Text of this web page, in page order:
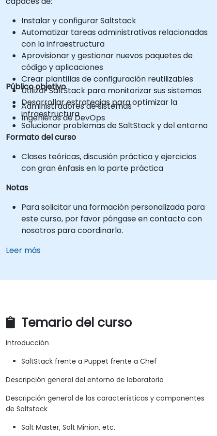
Instalar y configurar Saltstack
Automatizar tareas administrativas relacionadas
con la infraestructura
Aprovisionar y gestionar nuevos paquetes de
código y aplicaciones
Crear plantillas de configuración reutilizables
Utilizar SaltStack para monitorizar sus sistemas
Desarrollar estrategias para optimizar la
infraestructura
Solucionar problemas de SaltStack y del entorno
Público objetivo
Administradores de sistemas
Ingenieros de DevOps
Formato del curso
Clases teóricas, discusión práctica y ejercicios
con gran énfasis en la parte práctica
Notas
Para solicitar una formación personalizada para
este curso, por favor póngase en contacto con
nosotros para coordinarlo.
Leer más
Temario del curso
Introducción
SaltStack frente a Puppet frente a Chef
Descripción general del entorno de laboratorio
Descripción general de las características y componentes
de Saltstack
Salt Master, Salt Minion, etc.